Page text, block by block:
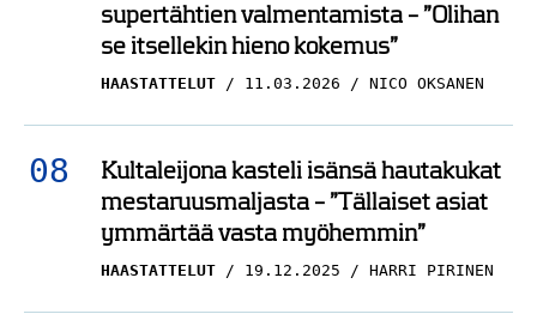
supertähtien valmentamista – ”Olihan
se itsellekin hieno kokemus”
HAASTATTELUT 11.03.2026 NICO OKSANEN
Kultaleijona kasteli isänsä hautakukat
mestaruusmaljasta – ”Tällaiset asiat
ymmärtää vasta myöhemmin”
HAASTATTELUT 19.12.2025 HARRI PIRINEN